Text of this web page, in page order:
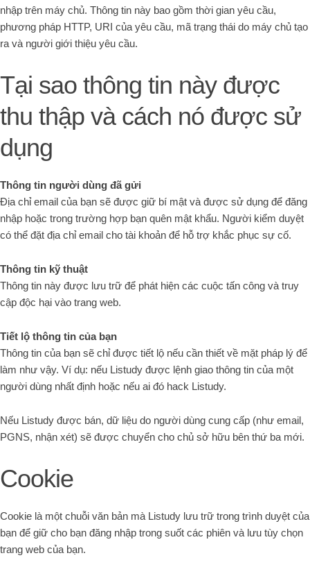
nhập trên máy chủ. Thông tin này bao gồm thời gian yêu cầu,
phương pháp HTTP, URI của yêu cầu, mã trạng thái do máy chủ tạo
ra và người giới thiệu yêu cầu.
Tại sao thông tin này được
thu thập và cách nó được sử
dụng
Thông tin người dùng đã gửi
Địa chỉ email của bạn sẽ được giữ bí mật và được sử dụng để đăng
nhập hoặc trong trường hợp bạn quên mật khẩu. Người kiểm duyệt
có thể đặt địa chỉ email cho tài khoản để hỗ trợ khắc phục sự cố.
Thông tin kỹ thuật
Thông tin này được lưu trữ để phát hiện các cuộc tấn công và truy
cập độc hại vào trang web.
Tiết lộ thông tin của bạn
Thông tin của bạn sẽ chỉ được tiết lộ nếu cần thiết về mặt pháp lý để
làm như vậy. Ví dụ: nếu Listudy được lệnh giao thông tin của một
người dùng nhất định hoặc nếu ai đó hack Listudy.
Nếu Listudy được bán, dữ liệu do người dùng cung cấp (như email,
PGNS, nhận xét) sẽ được chuyển cho chủ sở hữu bên thứ ba mới.
Cookie
Cookie là một chuỗi văn bản mà Listudy lưu trữ trong trình duyệt của
bạn để giữ cho bạn đăng nhập trong suốt các phiên và lưu tùy chọn
trang web của bạn.